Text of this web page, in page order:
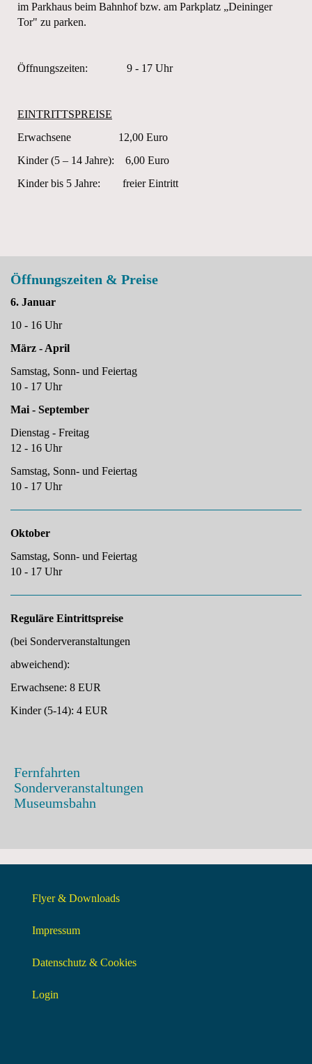
im Parkhaus beim Bahnhof bzw. am Parkplatz „Deininger
Tor" zu parken.
Öffnungszeiten: 9 - 17 Uhr
EINTRITTSPREISE
Erwachsene 12,00 Euro
Kinder (5 – 14 Jahre): 6,00 Euro
Kinder bis 5 Jahre: freier Eintritt
Öffnungszeiten & Preise
6. Januar
10 - 16 Uhr
März - April
Samstag, Sonn- und Feiertag
10 - 17 Uhr
Mai - September
Dienstag - Freitag
12 - 16 Uhr
Samstag, Sonn- und Feiertag
10 - 17 Uhr
Oktober
Samstag, Sonn- und Feiertag
10 - 17 Uhr
Reguläre Eintrittspreise
(bei Sonderveranstaltungen
abweichend):
Erwachsene: 8 EUR
Kinder (5-14): 4 EUR
Fernfahrten
Sonderveranstaltungen
Museumsbahn
Flyer & Downloads
Impressum
Datenschutz & Cookies
Login